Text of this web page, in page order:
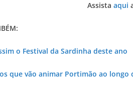
Assista aqui
o Festival da Sardinha deste ano
que vão animar Portimão ao longo